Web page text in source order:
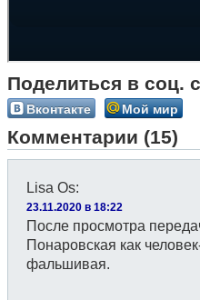
Поделиться в соц.
Вконтакте Мой мир
Комментарии (15)
Lisa Os:
23.11.2020 в 18:22
После просмотра
Понаровская как
фальшивая.